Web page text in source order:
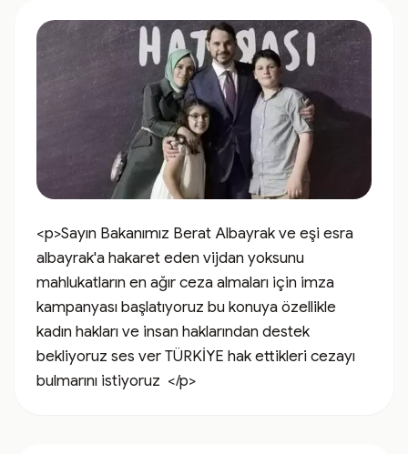
<p>Sayın Bakanımız Berat Albayrak ve eşi esra
albayrak'a hakaret eden vijdan yoksunu
mahlukatların en ağır ceza almaları için imza
kampanyası başlatıyoruz bu konuya özellikle
kadın hakları ve insan haklarından destek
bekliyoruz ses ver TÜRKİYE hak ettikleri cezayı
bulmarını istiyoruz  </p>